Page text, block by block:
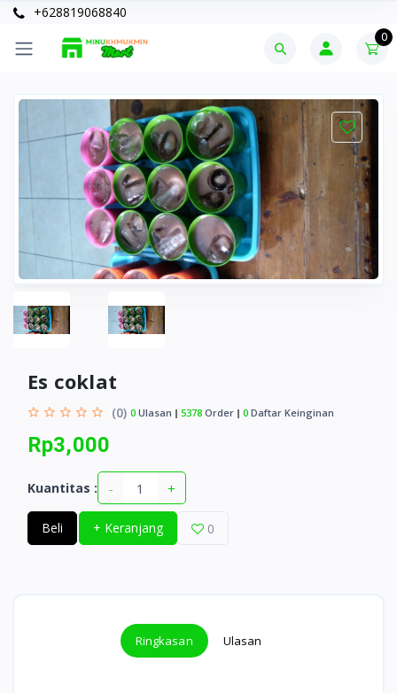
+628819068840
0
Es coklat
(0) 0 Ulasan 5378 Order 0 Daftar Keinginan
Rp3,000
Kuantitas : - +
Beli + Keranjang 0
Ringkasan Ulasan